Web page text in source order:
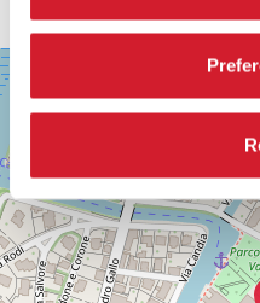
SALA
CASINÒ
MARCONI
30126
LIDO
DI
VENEZIA
TEL.
0415218711
info@labiennale.org